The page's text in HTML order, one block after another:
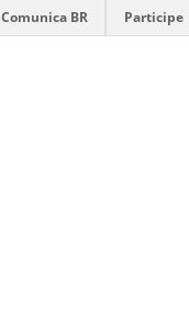
Comunica BR Participe